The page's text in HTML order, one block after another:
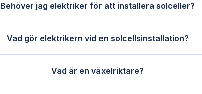
Behöver jag elektriker för att installera solceller?
Vad gör elektrikern vid en solcellsinstallation?
Vad är en växelriktare?